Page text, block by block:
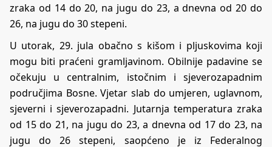
zraka od 14 do 20, na jugu do 23, a dnevna od 20 do
26, na jugu do 30 stepeni.
U utorak, 29. jula obačno s kišom i pljuskovima koji
mogu biti praćeni gramljavinom. Obilnije padavine se
očekuju u centralnim, istočnim i sjeverozapadnim
područjima Bosne. Vjetar slab do umjeren, uglavnom,
sjeverni i sjeverozapadni. Jutarnja temperatura zraka
od 15 do 21, na jugu do 23, a dnevna od 17 do 23, na
jugu do 26 stepeni, saopćeno je iz Federalnog